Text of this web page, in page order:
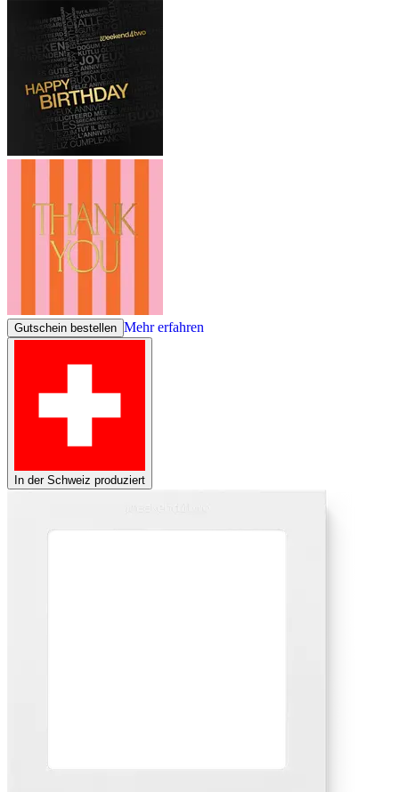
Gutschein bestellen Mehr erfahren
In der Schweiz produziert